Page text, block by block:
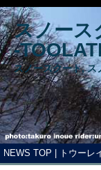
スノース
-
スノースクート, ス
NEWS TOP トウーレ